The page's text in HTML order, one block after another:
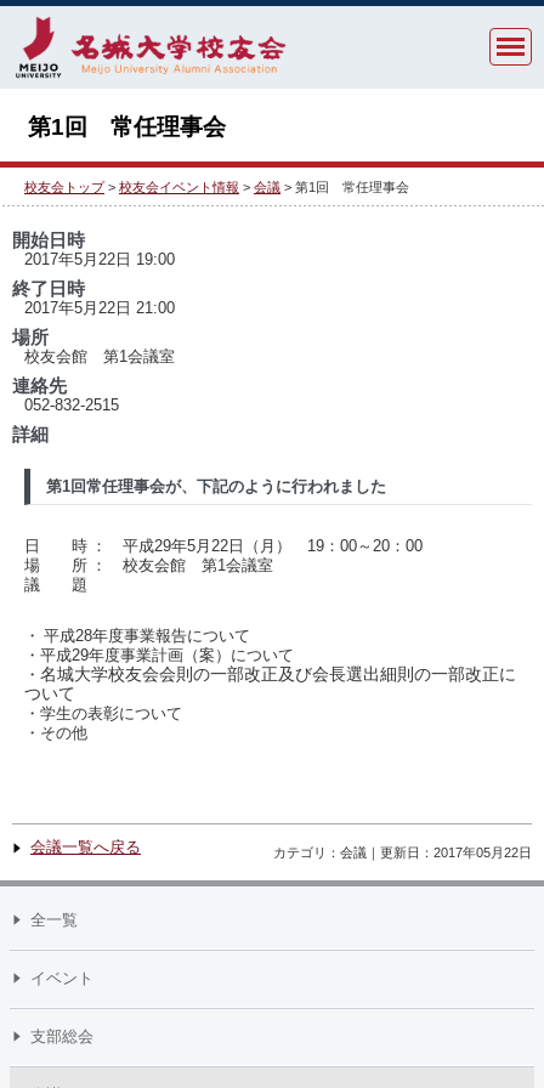
第1回 常任理事会
校友会トップ > 校友会イベント情報 > 会議 > 第1回 常任理事会
開始日時
2017年5月22日 19:00
終了日時
2017年5月22日 21:00
場所
校友会館 第1会議室
連絡先
052-832-2515
詳細
第1回常任理事会が、下記のように行われました
日 時 ： 平成29年5月22日（月） 19：00～20：00
場 所 ： 校友会館 第1会議室
議 題
・ 平成28年度事業報告について
・平成29年度事業計画（案）について
・ 名城大学校友会会則の一部改正及び会長選出細則の一部改正に
ついて
・学生の表彰について
・その他
会議一覧へ戻る カテゴリ：会議｜更新日：2017年05月22日
全一覧
イベント
支部総会